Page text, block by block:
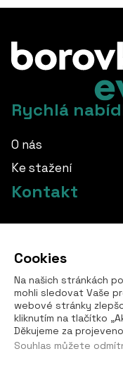
Rychlá
O nás
Ke stažení
Kontakt
+420 724 760 650
Všechny kontakty
Cookies
Na našich stránkách
mohli sledovat Vaše
webové stránky
kliknutím na tlačítko
Děkujeme za
Souhlas můžete